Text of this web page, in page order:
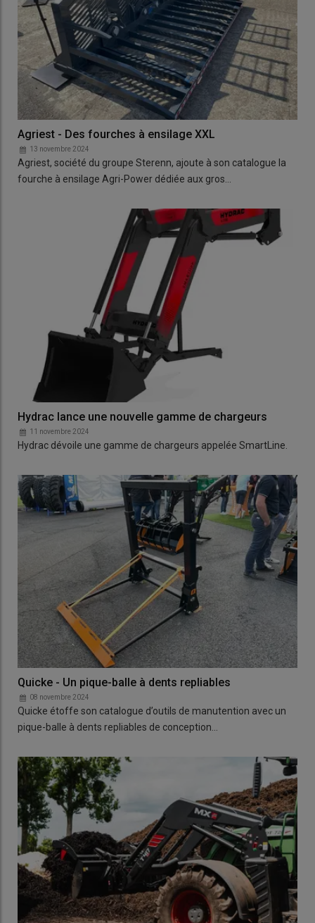
Agriest - Des fourches à ensilage XXL
13 novembre 2024
Agriest, société du groupe Sterenn, ajoute à son catalogue la
fourche à ensilage Agri-Power dédiée aux gros…
Hydrac lance une nouvelle gamme de chargeurs
11 novembre 2024
Hydrac dévoile une gamme de chargeurs appelée SmartLine.
Quicke - Un pique-balle à dents repliables
08 novembre 2024
Quicke étoffe son catalogue d’outils de manutention avec un
pique-balle à dents repliables de conception…